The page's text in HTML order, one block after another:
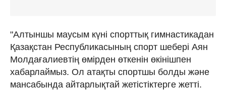
"Алтыншы маусым күні спорттық гимнастикадан
Қазақстан Республикасының спорт шебері Аян
Молдағалиевтің өмірден өткенін өкінішпен
хабарлаймыз. Ол атақты спортшы болды және
мансабында айтарлықтай жетістіктерге жетті.